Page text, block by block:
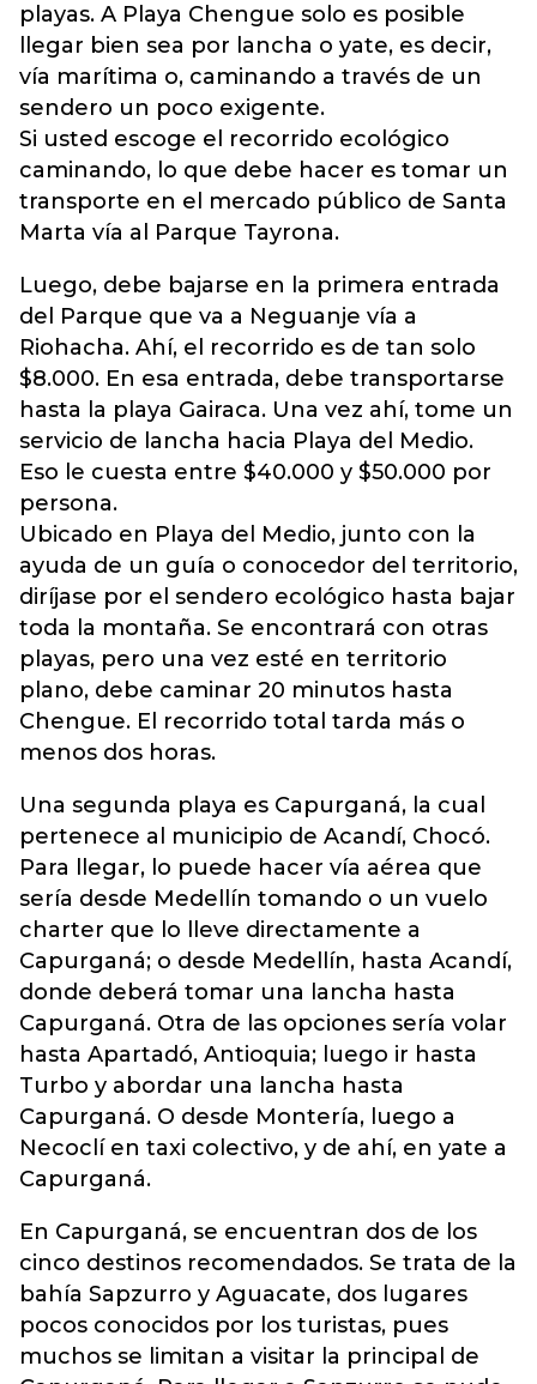
playas. A Playa Chengue solo es posible
llegar bien sea por lancha o yate, es decir,
vía marítima o, caminando a través de un
sendero un poco exigente.
Si usted escoge el recorrido ecológico
caminando, lo que debe hacer es tomar un
transporte en el mercado público de Santa
Marta vía al Parque Tayrona.
Luego, debe bajarse en la primera entrada
del Parque que va a Neguanje vía a
Riohacha. Ahí, el recorrido es de tan solo
$8.000. En esa entrada, debe transportarse
hasta la playa Gairaca. Una vez ahí, tome un
servicio de lancha hacia Playa del Medio.
Eso le cuesta entre $40.000 y $50.000 por
persona.
Ubicado en Playa del Medio, junto con la
ayuda de un guía o conocedor del territorio,
diríjase por el sendero ecológico hasta bajar
toda la montaña. Se encontrará con otras
playas, pero una vez esté en territorio
plano, debe caminar 20 minutos hasta
Chengue. El recorrido total tarda más o
menos dos horas.
Una segunda playa es Capurganá, la cual
pertenece al municipio de Acandí, Chocó.
Para llegar, lo puede hacer vía aérea que
sería desde Medellín tomando o un vuelo
charter que lo lleve directamente a
Capurganá; o desde Medellín, hasta Acandí,
donde deberá tomar una lancha hasta
Capurganá. Otra de las opciones sería volar
hasta Apartadó, Antioquia; luego ir hasta
Turbo y abordar una lancha hasta
Capurganá. O desde Montería, luego a
Necoclí en taxi colectivo, y de ahí, en yate a
Capurganá.
En Capurganá, se encuentran dos de los
cinco destinos recomendados. Se trata de la
bahía Sapzurro y Aguacate, dos lugares
pocos conocidos por los turistas, pues
muchos se limitan a visitar la principal de